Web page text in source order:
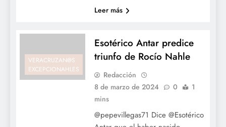
Leer más
VERACRUZAN@S
EXCEPCIONAHLES
Esotérico Antar predice
triunfo de Rocío Nahle
Redacción
8 de marzo de 2024
0
1
mins
@pepevillegas71 Dice @Esotérico